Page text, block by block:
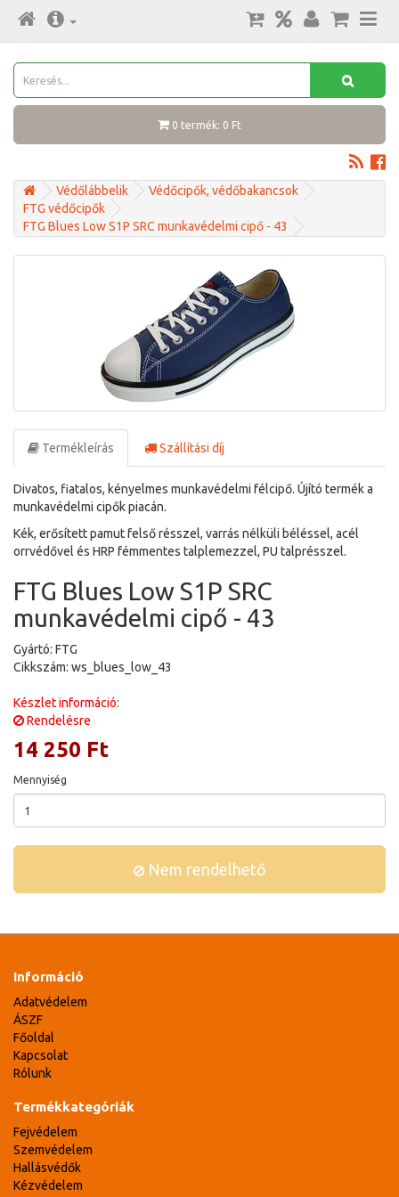
0 termék: 0 Ft
Védőlábbelik
Védőcipők, védőbakancsok
FTG védőcipők
FTG Blues Low S1P SRC munkavédelmi cipő - 43
Termékleírás Szállítási díj
Divatos, fiatalos, kényelmes munkavédelmi félcipő. Újító termék a
munkavédelmi cipők piacán.
Kék, erősített pamut felső résszel, varrás nélküli béléssel, acél
orrvédővel és HRP fémmentes talplemezzel, PU talprésszel.
FTG Blues Low S1P SRC
munkavédelmi cipő - 43
Gyártó: FTG
Cikkszám: ws_blues_low_43
Készlet információ:
Rendelésre
14 250 Ft
Mennyiség
Nem rendelhető
Információ
Adatvédelem
ÁSZF
Főoldal
Kapcsolat
Rólunk
Termékkategóriák
Fejvédelem
Szemvédelem
Hallásvédők
Kézvédelem